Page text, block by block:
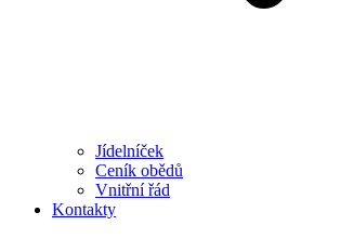
Jídelníček
Ceník obědů
Vnitřní řád
Kontakty